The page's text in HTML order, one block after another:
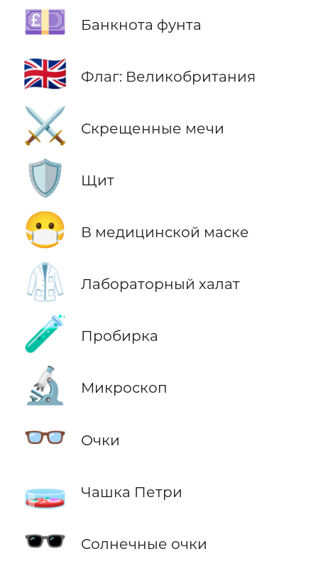
💷 Банкнота фунта
🇬🇧 Флаг: Великобритания
⚔️ Скрещенные мечи
🛡️ Щит
😷 В медицинской маске
🥼 Лабораторный халат
🧪 Пробирка
🔬 Микроскоп
👓 Очки
🧫 Чашка Петри
🕶️ Солнечные очки